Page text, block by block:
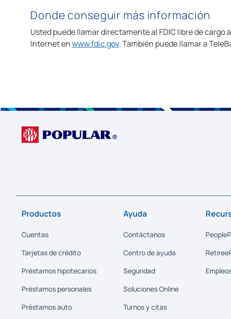
Donde conseguir más información
Usted puede llamar directamente al FDIC libre de
Internet enwww.fdic.gov. También puede llamar a
Productos
Cuentas
Tarjetas de crédito
Préstamos hipotecarios
Préstamos personales
Préstamos auto
Ayuda
Contáctanos
Centro de ayuda
Seguridad
Soluciones Online
Turnos y citas